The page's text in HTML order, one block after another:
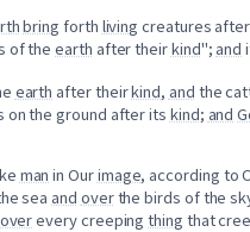
bring forth living creatures
of theearth after theirkind"; and
earth after theirkind, and the
the ground after its kind; and
man in Ourimage, according to
sea and overthe birds of the
overevery creepingthing that